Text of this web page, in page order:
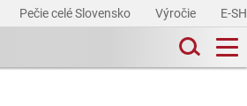
Pečie celé Slovensko Výročie E-